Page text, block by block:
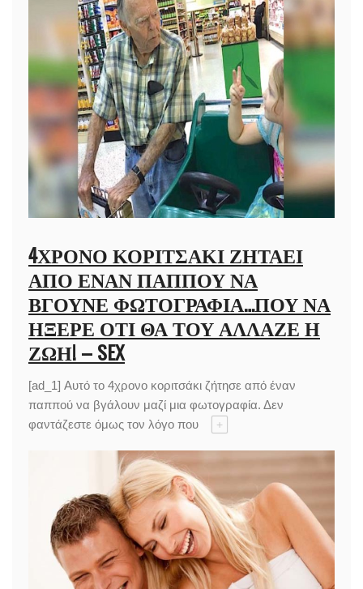
4ΧΡΟΝΟ ΚΟΡΙΤΣΆΚΙ ΖΗΤΆΕΙ
ΑΠΌ ΈΝΑΝ ΠΑΠΠΟΎ ΝΑ
ΒΓΟΎΝΕ ΦΩΤΟΓΡΑΦΊΑ…ΠΟΥ ΝΑ
ΉΞΕΡΕ ΌΤΙ ΘΑ ΤΟΥ ΆΛΛΑΖΕ Η
ΖΩΉ! – SEX
[ad_1] Αυτό το 4χρονο κοριτσάκι ζήτησε από έναν
παππού να βγάλουν μαζί μια φωτογραφία. Δεν
φαντάζεστε όμως τον λόγο που
+